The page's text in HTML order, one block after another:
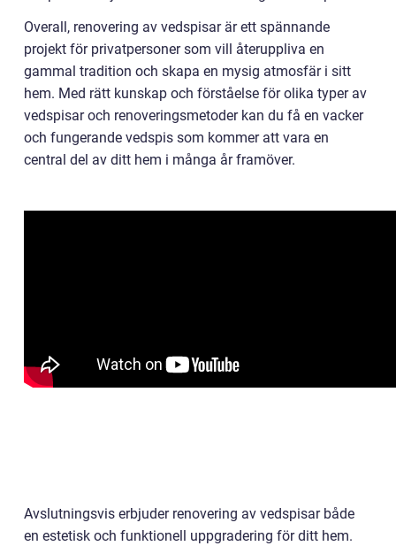
Overall, renovering av vedspisar är ett spännande
projekt för privatpersoner som vill återuppliva en
gammal tradition och skapa en mysig atmosfär i sitt
hem. Med rätt kunskap och förståelse för olika typer av
vedspisar och renoveringsmetoder kan du få en vacker
och fungerande vedspis som kommer att vara en
central del av ditt hem i många år framöver.
Avslutningsvis erbjuder renovering av vedspisar både
en estetisk och funktionell uppgradering för ditt hem.